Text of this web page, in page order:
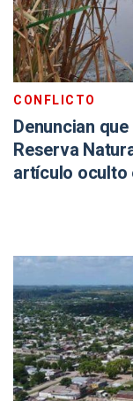
CONFLICTO
Denuncian
Reserva
artículo oculto